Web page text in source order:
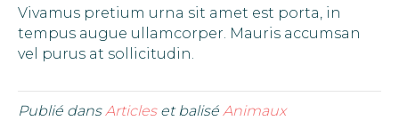
Vivamus pretium urna sit amet est porta, in
tempus augue ullamcorper. Mauris accumsan
vel purus at sollicitudin.
Publié dans Articleset balisé Animaux